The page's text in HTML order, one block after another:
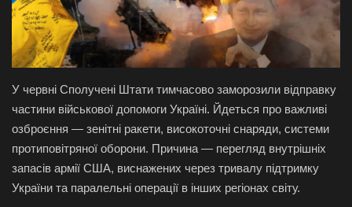
Політика
Економіка
Технології
Спорт
Авто
У червні Сполучені Штати тимчасово заморозили відправку
частини військової допомоги Україні. Йдеться про важливі
озброєння — зенітні ракети, високоточні снаряди, системи
протиповітряної оборони. Причина — перегляд внутрішніх
запасів армії США, виснажених через тривалу підтримку
України та паралельні операції в інших регіонах світу.